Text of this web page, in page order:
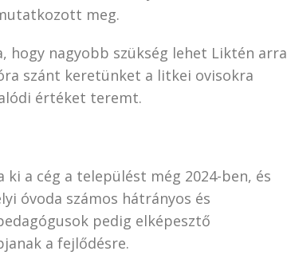
meg.
hogy nagyobb szükség lehet Liktén arra
szánt keretünket a litkei ovisokra
értéket teremt.
a cég a települést még 2024-ben, és
óvoda számos hátrányos és
pedig elképesztő
a fejlődésre.